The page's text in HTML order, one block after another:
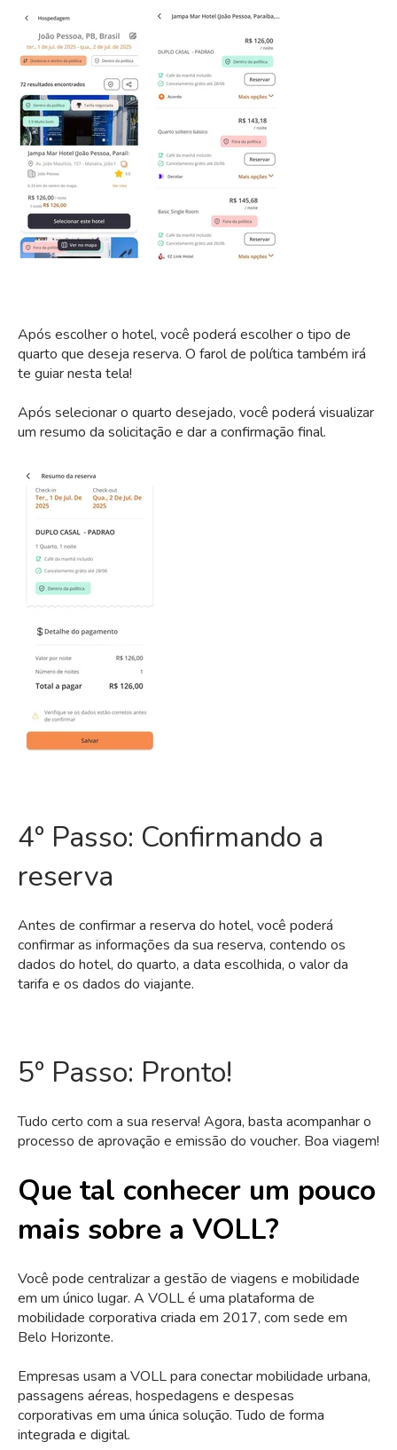
Após escolher o hotel, você poderá escolher o tipo de
quarto que deseja reserva. O farol de política também irá
te guiar nesta tela!
Após selecionar o quarto desejado, você poderá visualizar
um resumo da solicitação e dar a confirmação final.
4º Passo: Confirmando a
reserva
Antes de confirmar a reserva do hotel, você poderá
confirmar as informações da sua reserva, contendo os
dados do hotel, do quarto, a data escolhida, o valor da
tarifa e os dados do viajante.
5º Passo: Pronto!
Tudo certo com a sua reserva! Agora, basta acompanhar o
processo de aprovação e emissão do voucher. Boa viagem!
Que tal conhecer um pouco
mais sobre a VOLL?
Você pode centralizar a gestão de viagens e mobilidade
em um único lugar. A VOLL é uma plataforma de
mobilidade corporativa criada em 2017, com sede em
Belo Horizonte.
Empresas usam a VOLL para conectar mobilidade urbana,
passagens aéreas, hospedagens e despesas
corporativas em uma única solução. Tudo de forma
integrada e digital.